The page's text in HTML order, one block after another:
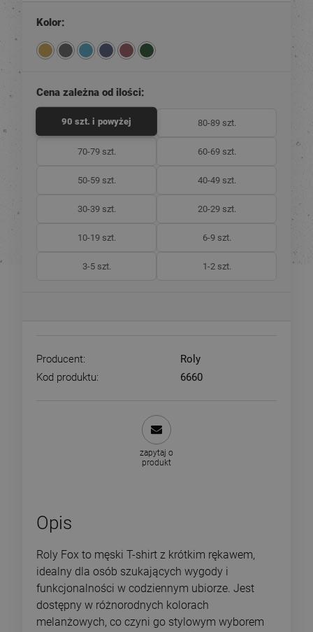
Kolor:
Cena zależna od ilości:
90 szt. i powyżej 80-89 szt.
70-79 szt. 60-69 szt.
50-59 szt. 40-49 szt.
30-39 szt. 20-29 szt.
10-19 szt. 6-9 szt.
3-5 szt. 1-2 szt.
Producent:
Roly
Kod produktu:
6660
zapytaj o
produkt
Opis
Roly Fox to męski T-shirt z krótkim rękawem,
idealny dla osób szukających wygody i
funkcjonalności w codziennym ubiorze. Jest
dostępny w różnorodnych kolorach
melanżowych, co czyni go stylowym wyborem